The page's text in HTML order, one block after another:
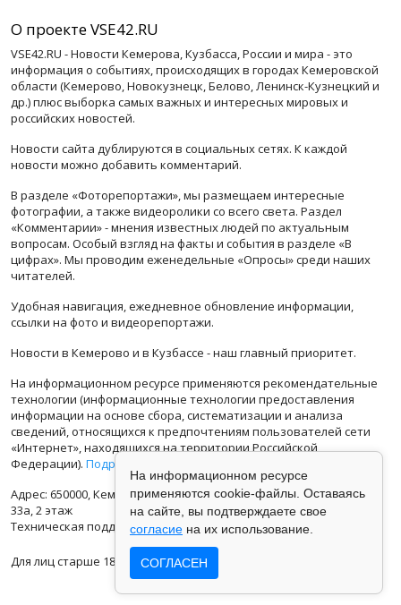
О проекте VSE42.RU
VSE42.RU - Новости Кемерова, Кузбасса, России и мира - это
информация о событиях, происходящих в городах Кемеровской
области (Кемерово, Новокузнецк, Белово, Ленинск-Кузнецкий и
др.) плюс выборка самых важных и интересных мировых и
российских новостей.
Новости сайта дублируются в социальных сетях. К каждой
новости можно добавить комментарий.
В разделе «Фоторепортажи», мы размещаем интересные
фотографии, а также видеоролики со всего света. Раздел
«Комментарии» - мнения известных людей по актуальным
вопросам. Особый взгляд на факты и события в разделе «В
цифрах». Мы проводим еженедельные «Опросы» среди наших
читателей.
Удобная навигация, ежедневное обновление информации,
ссылки на фото и видеорепортажи.
Новости в Кемерово и в Кузбассе - наш главный приоритет.
На информационном ресурсе применяются рекомендательные
технологии (информационные технологии предоставления
информации на основе сбора, систематизации и анализа
сведений, относящихся к предпочтениям пользователей сети
«Интернет», находящихся на территории Российской
Федерации). Подробная информация
Адрес: 650000, Кемеровская Область, г.Кемерово, ул.Кузбасская
33а, 2 этаж
Техническая поддержка: support@vse42.ru
Для лиц старше 18 лет.
На информационном ресурсе
применяются cookie-файлы. Оставаясь
на сайте, вы подтверждаете свое
согласие на их использование.
СОГЛАСЕН